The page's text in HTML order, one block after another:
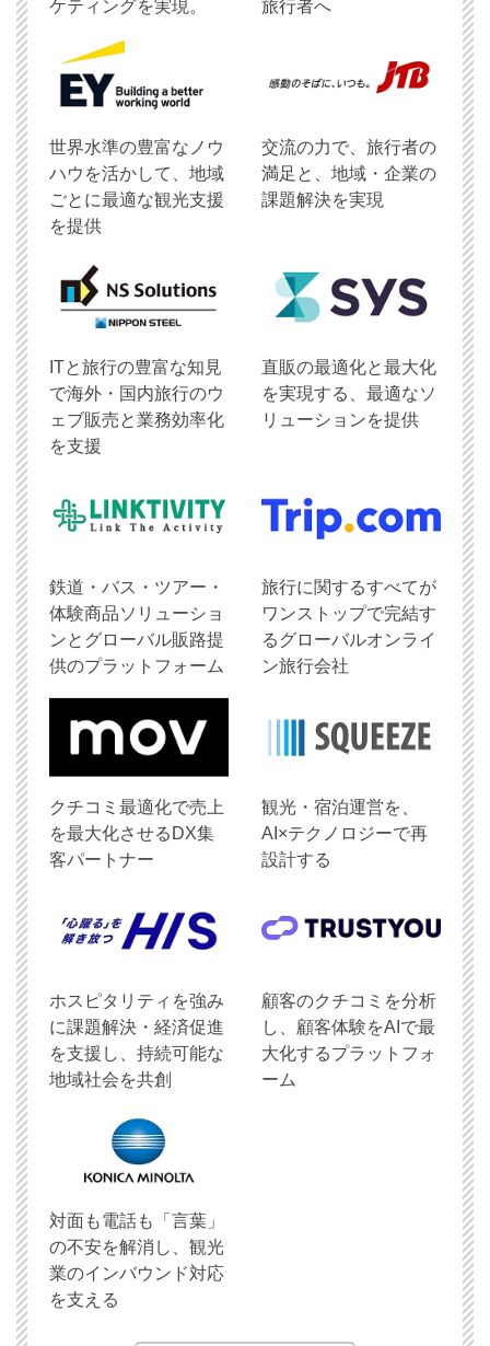
ケティングを実現。 旅行者へ
世界水準の豊富なノウ
ハウを活かして、地域
ごとに最適な観光支援
を提供
交流の力で、旅行者の
満足と、地域・企業の
課題解決を実現
ITと旅行の豊富な知見
で海外・国内旅行のウ
ェブ販売と業務効率化
を支援
直販の最適化と最大化
を実現する、最適なソ
リューションを提供
鉄道・バス・ツアー・
体験商品ソリューショ
ンとグローバル販路提
供のプラットフォーム
旅行に関するすべてが
ワンストップで完結す
るグローバルオンライ
ン旅行会社
クチコミ最適化で売上
を最大化させるDX集
客パートナー
観光・宿泊運営を、
AI×テクノロジーで再
設計する
ホスピタリティを強み
に課題解決・経済促進
を支援し、持続可能な
地域社会を共創
顧客のクチコミを分析
し、顧客体験をAIで最
大化するプラットフォ
ーム
対面も電話も「言葉」
の不安を解消し、観光
業のインバウンド対応
を支える